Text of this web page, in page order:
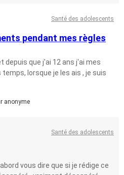
Santé des adolescents
pendant mes règles
depuis que j'ai 12 ans j'ai mes
lorsque je les ais , je suis
anonyme
Santé des adolescents
vous dire que si je rédige ce